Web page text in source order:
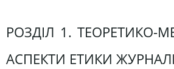
РОЗДІЛ 1. ТЕОРЕТИКО-
АСПЕКТИ ЕТИКИ